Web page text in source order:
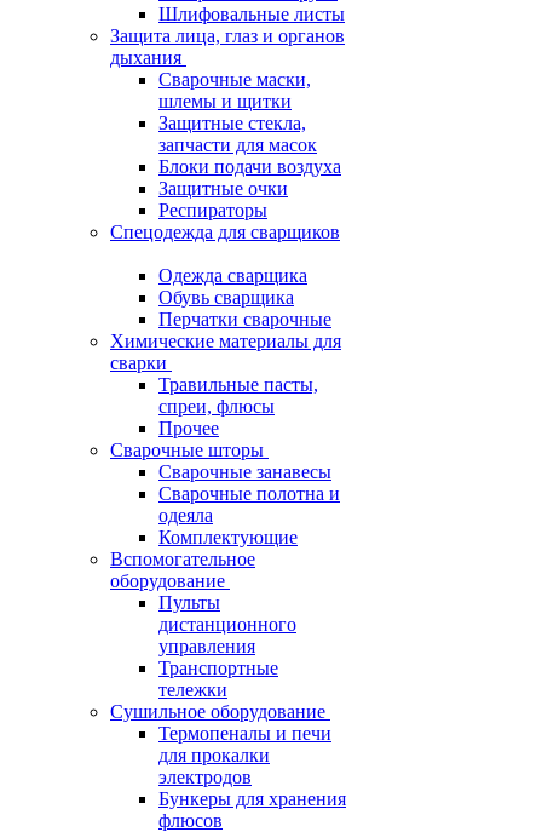
Шлифовальные листы
Защита лица, глаз и органов
дыхания
Сварочные маски,
шлемы и щитки
Защитные стекла,
запчасти для масок
Блоки подачи воздуха
Защитные очки
Респираторы
Спецодежда для сварщиков
Одежда сварщика
Обувь сварщика
Перчатки сварочные
Химические материалы для
сварки
Травильные пасты,
спреи, флюсы
Прочее
Сварочные шторы
Сварочные занавесы
Сварочные полотна и
одеяла
Комплектующие
Вспомогательное
оборудование
Пульты
дистанционного
управления
Транспортные
тележки
Сушильное оборудование
Термопеналы и печи
для прокалки
электродов
Бункеры для хранения
флюсов